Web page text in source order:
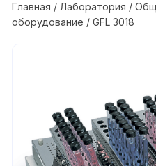
Главная / Лаборатория /
оборудование / GFL 3018